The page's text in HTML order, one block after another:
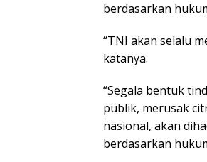
berdasarkan
“TNI akan selalu
katanya.
“Segala bentuk
publik, merusak
nasional, akan
berdasarkan